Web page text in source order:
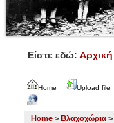
Είστε εδώ: Αρχική
Home Upload file
Home > Βλαχοχώρια >